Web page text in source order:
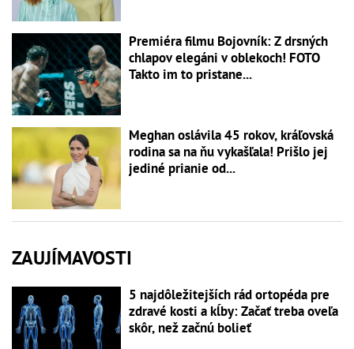
Premiéra filmu Bojovník: Z drsných
chlapov elegáni v oblekoch! FOTO
Takto im to pristane...
Meghan oslávila 45 rokov, kráľovská
rodina sa na ňu vykašľala! Prišlo jej
jediné prianie od...
ZAUJÍMAVOSTI
5 najdôležitejších rád ortopéda pre
zdravé kosti a kĺby: Začať treba oveľa
skôr, než začnú bolieť